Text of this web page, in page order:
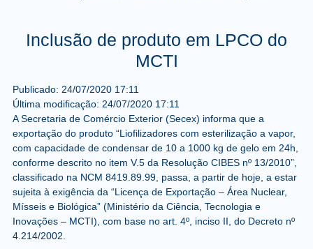
Inclusão de produto em LPCO do
MCTI
Publicado: 24/07/2020 17:11
Última modificação: 24/07/2020 17:11
A Secretaria de Comércio Exterior (Secex) informa que a
exportação do produto “Liofilizadores com esterilização a vapor,
com capacidade de condensar de 10 a 1000 kg de gelo em 24h,
conforme descrito no item V.5 da Resolução CIBES nº 13/2010”,
classificado na NCM 8419.89.99, passa, a partir de hoje, a estar
sujeita à exigência da “Licença de Exportação – Área Nuclear,
Mísseis e Biológica” (Ministério da Ciência, Tecnologia e
Inovações – MCTI), com base no art. 4º, inciso II, do Decreto nº
4.214/2002.